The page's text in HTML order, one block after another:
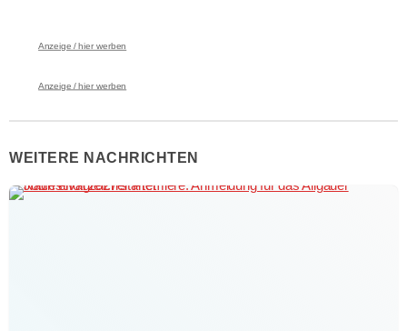
Anzeige / hier werben
Anzeige / hier werben
WEITERE NACHRICHTEN